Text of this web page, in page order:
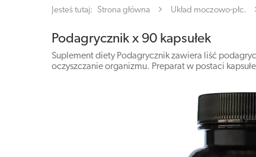
Jesteś tutaj: Strona główna Układ moczowo-płc.
Podagrycznik x 90 kapsułek
Suplement diety Podagrycznik zawiera liść
oczyszczanie organizmu. Preparat w postaci